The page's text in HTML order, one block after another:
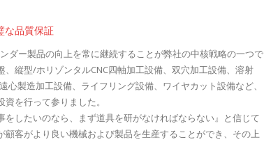
な品質保証
ダー製品の向上を常に継続することが弊社の中核戦略の一つで
、縦型/ホリゾンタルCNC四軸加工設備、双穴加工設備、溶射
心製造加工設備、ライフリング設備、ワイヤカット設備など、
を行って参りました。
をしたいのなら、まず道具を研がなければならない』と信じて
顧客がより良い機械および製品を生産することができ、その上